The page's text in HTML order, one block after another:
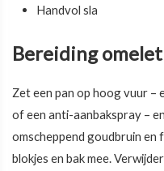
Handvol sla
Bereiding omelet
Zet een pan op hoog vuur –
of een anti-aanbakspray –
omscheppend goudbruin en
blokjes en bak mee.